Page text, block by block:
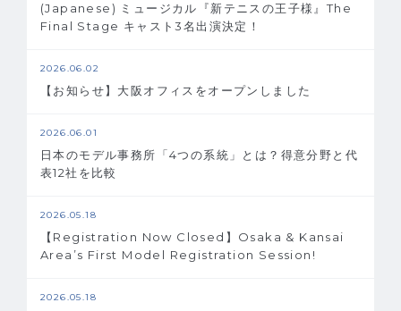
(Japanese) ミュージカル『新テニスの王子様』The
Final Stage キャスト3名出演決定！
2026.06.02
【お知らせ】大阪オフィスをオープンしました
2026.06.01
日本のモデル事務所「4つの系統」とは？得意分野と代
表12社を比較
2026.05.18
【Registration Now Closed】Osaka & Kansai
Area’s First Model Registration Session!
2026.05.18